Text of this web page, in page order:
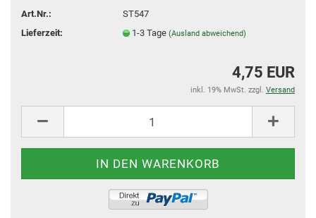
Art.Nr.:
ST547
Lieferzeit:
1-3 Tage(Ausland abweichend)
4,75 EUR
inkl. 19% MwSt. zzgl. Versand